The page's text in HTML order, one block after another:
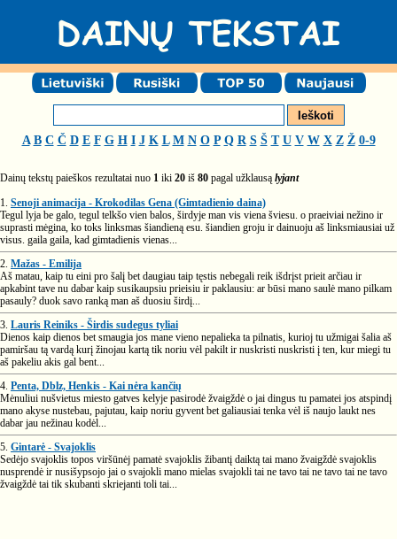
A B C Č D E F G H I J K L M N O P Q R S Š T U V W X Z Ž 0-9
Dainų tekstų paieškos rezultatai nuo 1 iki 20 iš 80 pagal užklausą lyjant
1. Senoji animacija - Krokodilas Gena (Gimtadienio daina)
Tegul lyja be galo, tegul telkšo vien balos, širdyje man vis viena šviesu. o praeiviai nežino ir
suprasti mėgina, ko toks linksmas šiandieną esu. šiandien groju ir dainuoju aš linksmiausiai už
visus. gaila gaila, kad gimtadienis vienas...
2. Mažas - Emilija
Aš matau, kaip tu eini pro šalį bet daugiau taip tęstis nebegali reik išdrįst prieit arčiau ir
apkabint tave nu dabar kaip susikaupsiu prieisiu ir paklausiu: ar būsi mano saulė mano pilkam
pasauly? duok savo ranką man aš duosiu širdį...
3. Lauris Reiniks - Širdis sudegus tyliai
Dienos kaip dienos bet smaugia jos mane vieno nepalieka ta pilnatis, kurioj tu užmigai šalia aš
pamiršau tą vardą kurį žinojau kartą tik noriu vėl pakilt ir nuskristi nuskristi į ten, kur miegi tu
aš pakeliu akis gal bent...
4. Penta, Dblz, Henkis - Kai nėra kančių
Mėnuliui nušvietus miesto gatves kelyje pasirodė žvaigždė o jai dingus tu pamatei jos atspindį
mano akyse nustebau, pajutau, kaip noriu gyvent bet galiausiai tenka vėl iš naujo laukt nes
dabar jau nežinau kodėl...
5. Gintarė - Svajoklis
Sedėjo svajoklis topos viršūnėj pamatė svajoklis žibantį daiktą tai mano žvaigždė svajoklis
nusprendė ir nusišypsojo jai o svajokli mano mielas svajokli tai ne tavo tai ne tavo tai ne tavo
žvaigždė tai tik skubanti skriejanti toli tai...